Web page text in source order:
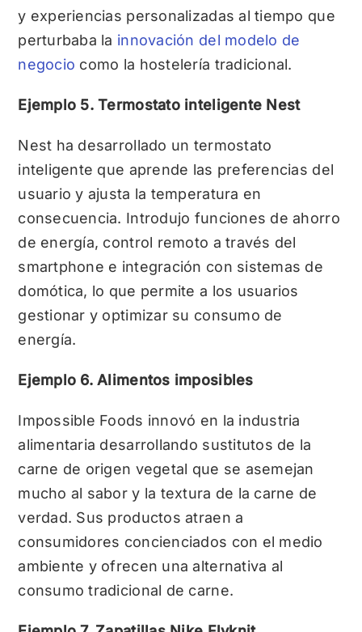
y experiencias personalizadas al tiempo que
perturbaba la innovación del modelo de
negocio como la hostelería tradicional.
Ejemplo 5. Termostato inteligente Nest
Nest ha desarrollado un termostato
inteligente que aprende las preferencias del
usuario y ajusta la temperatura en
consecuencia. Introdujo funciones de ahorro
de energía, control remoto a través del
smartphone e integración con sistemas de
domótica, lo que permite a los usuarios
gestionar y optimizar su consumo de
energía.
Ejemplo 6. Alimentos imposibles
Impossible Foods innovó en la industria
alimentaria desarrollando sustitutos de la
carne de origen vegetal que se asemejan
mucho al sabor y la textura de la carne de
verdad. Sus productos atraen a
consumidores concienciados con el medio
ambiente y ofrecen una alternativa al
consumo tradicional de carne.